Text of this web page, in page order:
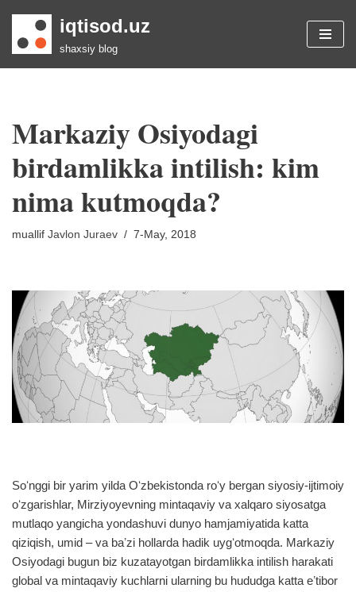
Skip
iqtisod.uz
shaxsiy blog
Markaziy Osiyodagi
birdamlikka intilish: kim
nima kutmoqda?
muallif Javlon Juraev 7-May, 2018
Soʻnggi bir yarim yilda Oʻzbekistonda roʻy bergan siyosiy-ijtimoiy
oʻzgarishlar, Mirziyoyevning mintaqaviy va xalqaro siyosatga
mutlaqo yangicha yondashuvi dunyo hamjamiyatida katta
qiziqish, umid – va baʼzi hollarda hadik uygʻotmoqda. Markaziy
Osiyodagi bugun biz kuzatayotgan birdamlikka intilish harakati
global va mintaqaviy kuchlarni ularning bu hududga katta eʼtibor